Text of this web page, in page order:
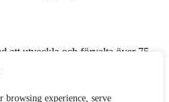
browsing experience, serve
att utveckla och förvalta över 75
och logistikyta i Staffanstorp, där
ännu mer livskraftigt och
även långsiktiga möjligheter för